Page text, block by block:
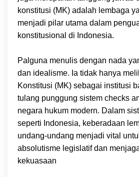
konstitusi (MK) adalah lembaga
menjadi pilar utama dalam
konstitusional di Indonesia.
Palguna menulis dengan nada
dan idealisme. Ia tidak hanya
Konstitusi (MK) sebagai institusi
tulang punggung sistem checks
negara hukum modern. Dalam
seperti Indonesia, keberadaan
undang-undang menjadi vital
absolutisme legislatif dan
kekuasaan